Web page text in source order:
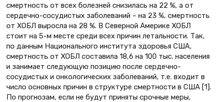
смертность от всех болезней снизилась на 22 %, а от
сердечно-сосудистых заболеваний – на 23 %, смертность
от ХОБЛ выросла на 28 %. В Северной Америке ХОБЛ
стоит на 5-м месте среди всех причин летальности. Так,
по данным Национального института здоровья США,
смертность от ХОБЛ составила 18,6 на 100 тыс. населения
и занимает следующую позицию после сердечно-
сосудистых и онкологических заболеваний, т.е. входит в
число основных причин в структуре смертности в США [1].
По прогнозам, если не будут приняты срочные меры,